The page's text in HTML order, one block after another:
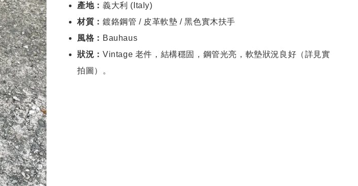
產地： 義大利 (Italy)
材質： 鍍鉻鋼管 / 皮革軟墊 / 黑色實木扶手
風格： Bauhaus
狀況： Vintage 老件，結構穩固，鋼管光亮，軟墊狀況良好（詳見實
拍圖）。